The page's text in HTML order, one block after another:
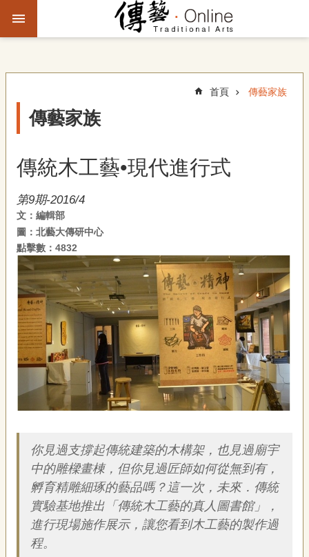
跳到主要內容區塊
尋
故
文
化
觀
傳
藝
P
首頁 傳藝家族
傳藝家族
傳統木工藝•現代進行式
第9期-2016/4
文：編輯部
圖：北藝大傳研中心
點擊數：4832
你見過支撐起傳統建築的木構架，也見過廟宇
中的雕樑畫棟，但你見過匠師如何從無到有，
孵育精雕細琢的藝品嗎？這一次，未來．傳統
實驗基地推出「傳統木工藝的真人圖書館」，
進行現場施作展示，讓您看到木工藝的製作過
程。